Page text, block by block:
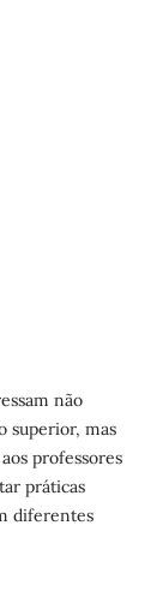
não
superior, mas
professores
práticas
diferentes